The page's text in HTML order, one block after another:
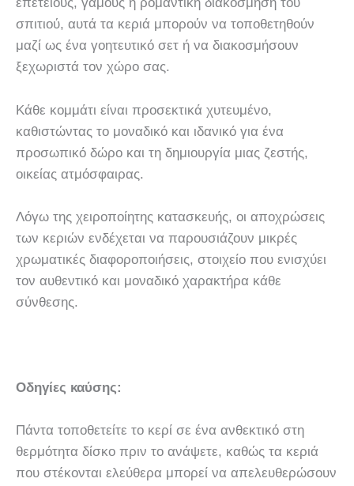
επετείους, γάμους ή ρομαντική διακόσμηση του
σπιτιού, αυτά τα κεριά μπορούν να τοποθετηθούν
μαζί ως ένα γοητευτικό σετ ή να διακοσμήσουν
ξεχωριστά τον χώρο σας.
Κάθε κομμάτι είναι προσεκτικά χυτευμένο,
καθιστώντας το μοναδικό και ιδανικό για ένα
προσωπικό δώρο και τη δημιουργία μιας ζεστής,
οικείας ατμόσφαιρας.
Λόγω της χειροποίητης κατασκευής, οι αποχρώσεις
των κεριών ενδέχεται να παρουσιάζουν μικρές
χρωματικές διαφοροποιήσεις, στοιχείο που ενισχύει
τον αυθεντικό και μοναδικό χαρακτήρα κάθε
σύνθεσης.
Οδηγίες καύσης:
Πάντα τοποθετείτε το κερί σε ένα ανθεκτικό στη
θερμότητα δίσκο πριν το ανάψετε, καθώς τα κεριά
που στέκονται ελεύθερα μπορεί να απελευθερώσουν